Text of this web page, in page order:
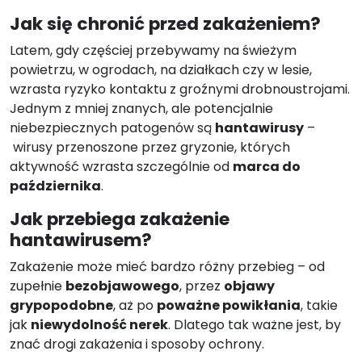
Jak się chronić przed zakażeniem?
Latem, gdy częściej przebywamy na świeżym
powietrzu, w ogrodach, na działkach czy w lesie,
wzrasta ryzyko kontaktu z groźnymi drobnoustrojami.
Jednym z mniej znanych, ale potencjalnie
niebezpiecznych patogenów są hantawirusy –
wirusy przenoszone przez gryzonie, których
aktywność wzrasta szczególnie od marca do
października.
Jak przebiega zakażenie
hantawirusem?
Zakażenie może mieć bardzo różny przebieg – od
zupełnie bezobjawowego, przez objawy
grypopodobne, aż po poważne powikłania, takie
jak niewydolność nerek. Dlatego tak ważne jest, by
znać drogi zakażenia i sposoby ochrony.